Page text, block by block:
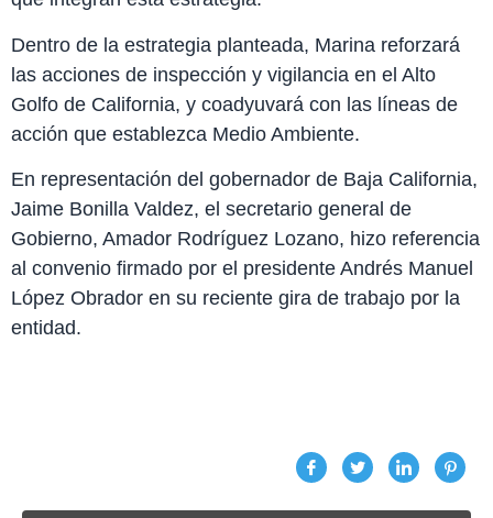
Dentro de la estrategia planteada, Marina reforzará
las acciones de inspección y vigilancia en el Alto
Golfo de California, y coadyuvará con las líneas de
acción que establezca Medio Ambiente.
En representación del gobernador de Baja California,
Jaime Bonilla Valdez, el secretario general de
Gobierno, Amador Rodríguez Lozano, hizo referencia
al convenio firmado por el presidente Andrés Manuel
López Obrador en su reciente gira de trabajo por la
entidad.